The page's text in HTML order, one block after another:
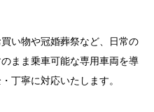
い物や冠婚葬祭など、日常の
まま乗車可能な専用車両を導
丁寧に対応いたします。